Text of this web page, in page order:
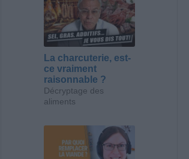
La charcuterie, est-
ce vraiment
raisonnable ?
Décryptage des
aliments